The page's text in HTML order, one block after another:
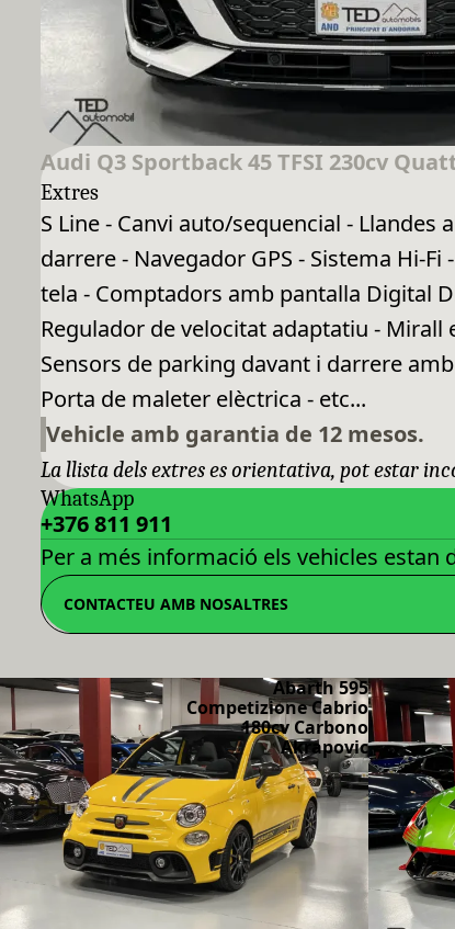
Audi Q3 Sportback 45 TFSI 230cv
Extres
S Line - Canvi auto/sequencial -
darrere - Navegador GPS - Sistema Hi-
tela - Comptadors amb pantalla Digital
Regulador de velocitat adaptatiu - Mirall
Sensors de parking davant i darrere
Porta de maleter elèctrica - etc...
Vehicle amb garantia de 12 mesos.
La llista dels extres es orientativa, pot estar
WhatsApp
+376 811 911
Per a més informació els vehicles
CONTACTEU AMB NOSALTRES
Abarth 595
Competizione Cabrio
180cv Carbono
Akrapovic